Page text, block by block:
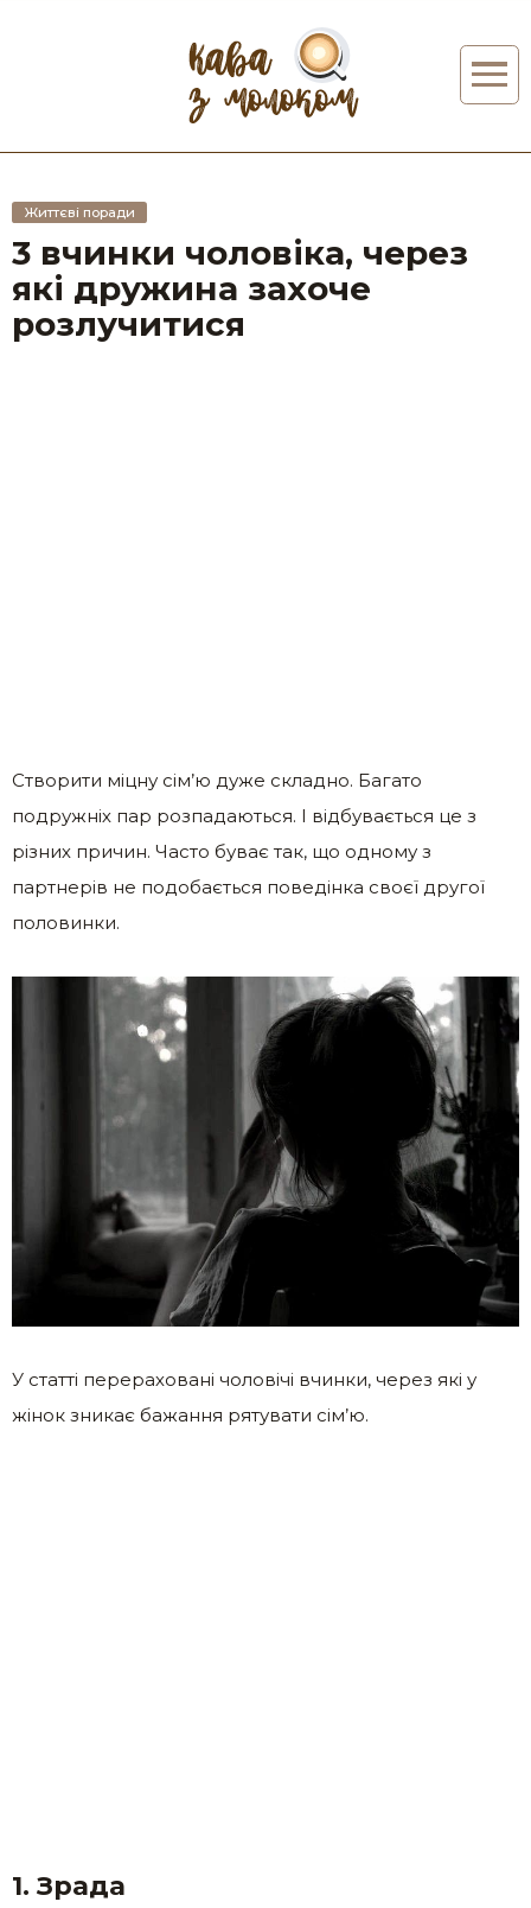
Життєві поради
3 вчинки чоловіка, через
які дружина захоче
розлучитися
Створити міцну сім’ю дуже складно. Багато
подружніх пар розпадаються. І відбувається це з
різних причин. Часто буває так, що одному з
партнерів не подобається поведінка своєї другої
половинки.
У статті перераховані чоловічі вчинки, через які у
жінок зникає бажання рятувати сім’ю.
1. Зрада